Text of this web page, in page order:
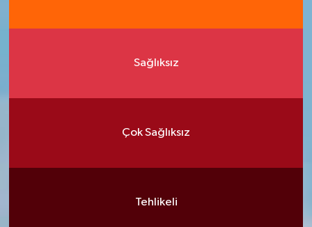
Sağlıksız
Çok Sağlıksız
Tehlikeli